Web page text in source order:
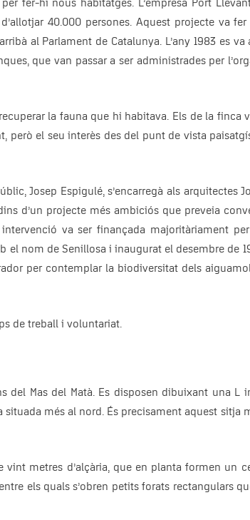
fer-hi nous habitatges. L’empresa Port
40.000 persones. Aquest projecte va fer
al Parlament de Catalunya. L’any 1983 es
que van passar a ser administrades per
la fauna que hi habitava. Els de la finca
però el seu interès des del punt de vista
Josep Espigulé, s’encarregà als arquitectes
d’un projecte més ambiciós que preveia
va ser finançada majoritàriament
el nom de Senillosa i inaugurat el desembre de
per contemplar la biodiversitat dels
de treball i voluntariat.
Mas del Matà. Es disposen dibuixant una L
més al nord. És precisament aquest sitja
metres d’alçària, que en planta formen un
els quals s’obren petits forats rectangulars